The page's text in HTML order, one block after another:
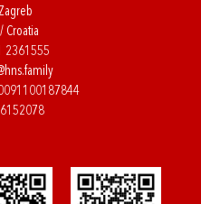
Croatia
2361555